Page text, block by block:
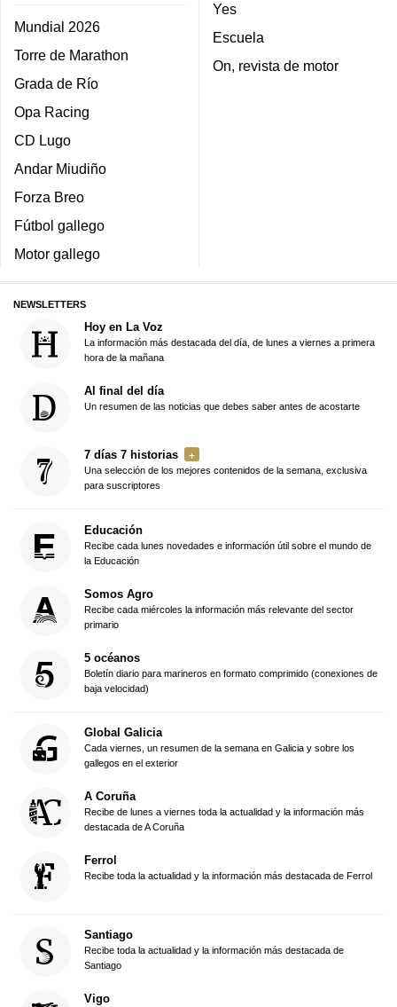
Mundial 2026
Torre de Marathon
Grada de Río
Opa Racing
CD Lugo
Andar Miudiño
Forza Breo
Fútbol gallego
Motor gallego
Yes
Escuela
On, revista de motor
NEWSLETTERS
Hoy en La Voz
La información más destacada del día, de lunes a viernes a primera
hora de la mañana
Al final del día
Un resumen de las noticias que debes saber antes de acostarte
7 días 7 historias
Una selección de los mejores contenidos de la semana, exclusiva
para suscriptores
Educación
Recibe cada lunes novedades e información útil sobre el mundo de
la Educación
Somos Agro
Recibe cada miércoles la información más relevante del sector
primario
5 océanos
Boletín diario para marineros en formato comprimido (conexiones de
baja velocidad)
Global Galicia
Cada viernes, un resumen de la semana en Galicia y sobre los
gallegos en el exterior
A Coruña
Recibe de lunes a viernes toda la actualidad y la información más
destacada de A Coruña
Ferrol
Recibe toda la actualidad y la información más destacada de Ferrol
Santiago
Recibe toda la actualidad y la información más destacada de
Santiago
Vigo